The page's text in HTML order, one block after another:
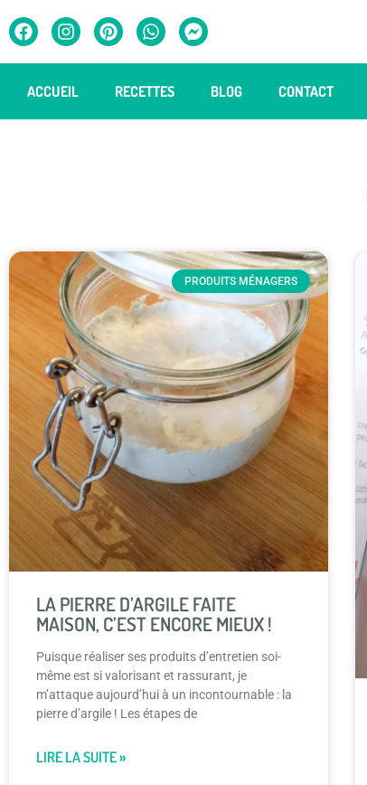
ACCUEIL RECETTES BLOG CONTACT
PRODUITS MÉNAGERS
LA PIERRE D’ARGILE FAITE
MAISON, C’EST ENCORE MIEUX !
Puisque réaliser ses produits d’entretien soi-
même est si valorisant et rassurant, je
m’attaque aujourd’hui à un incontournable : la
pierre d’argile ! Les étapes de
LIRE LA SUITE »